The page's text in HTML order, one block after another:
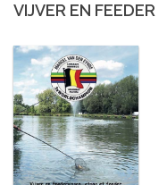
VIJVER EN FEEDER